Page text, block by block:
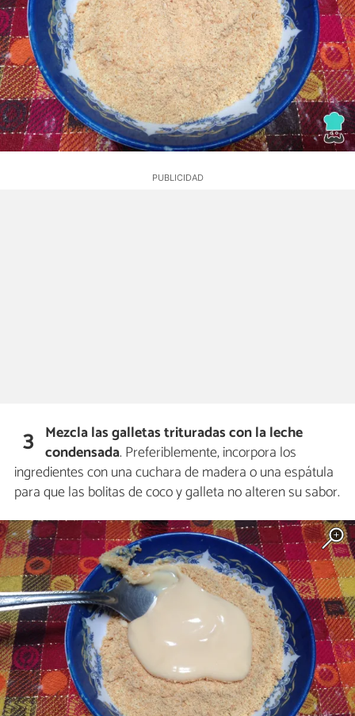
3 Mezcla las galletas trituradas con la leche
condensada. Preferiblemente, incorpora los
ingredientes con una cuchara de madera o una espátula
para que las bolitas de coco y galleta no alteren su sabor.